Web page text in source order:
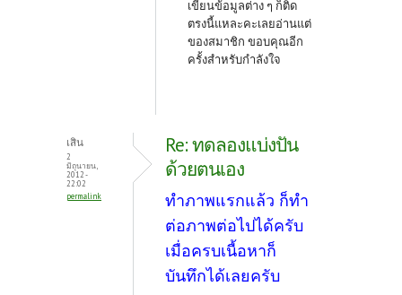
เขียนข้อมูลต่าง ๆ ก็ติด
ตรงนี้แหละคะเลยอ่านแต่
ของสมาชิก ขอบคุณอีก
ครั้งสำหรับกำลังใจ
เสิน
2
มิถุนายน,
2012 -
22:02
permalink
Re: ทดลองแบ่งปัน
ด้วยตนเอง
ทำภาพแรกแล้ว ก็ทำ
ต่อภาพต่อไปได้ครับ
เมื่อครบเนื้อหาก็
บันทึกได้เลยครับ